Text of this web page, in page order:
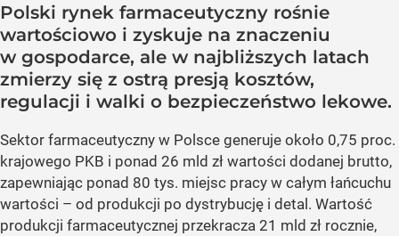
Polski rynek farmaceutyczny rośnie
wartościowo i zyskuje na znaczeniu
w gospodarce, ale w najbliższych latach
zmierzy się z ostrą presją kosztów,
regulacji i walki o bezpieczeństwo lekowe.
Sektor farmaceutyczny w Polsce generuje około 0,75 proc.
krajowego PKB i ponad 26 mld zł wartości dodanej brutto,
zapewniając ponad 80 tys. miejsc pracy w całym łańcuchu
wartości – od produkcji po dystrybucję i detal. Wartość
produkcji farmaceutycznej przekracza 21 mld zł rocznie,